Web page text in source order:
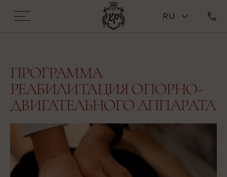
RU
ПРОГРАММА
РЕАБИЛИТАЦИЯ ОПОРНО-
ДВИГАТЕЛЬНОГО АППАРАТА